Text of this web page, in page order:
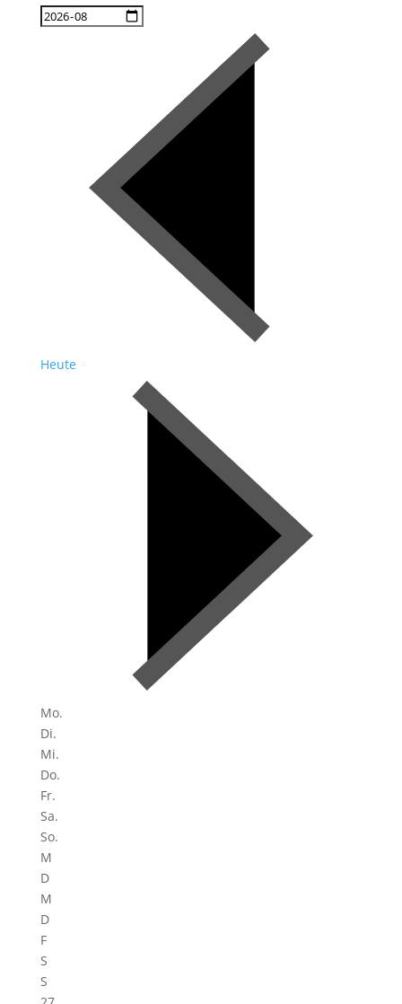
Heute
Mo.
Di.
Mi.
Do.
Fr.
Sa.
So.
M
D
M
D
F
S
S